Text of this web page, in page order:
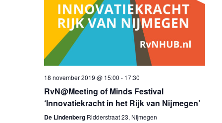
18 november 2019 @ 15:00 - 17:30
RvN@Meeting of Minds Festival
‘Innovatiekracht in het Rijk van Nijmegen’
De Lindenberg Ridderstraat 23, Nijmegen